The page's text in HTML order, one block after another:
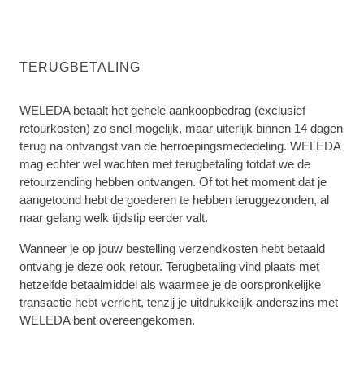
TERUGBETALING
WELEDA betaalt het gehele aankoopbedrag (exclusief
retourkosten) zo snel mogelijk, maar uiterlijk binnen 14 dagen
terug na ontvangst van de herroepingsmededeling. WELEDA
mag echter wel wachten met terugbetaling totdat we de
retourzending hebben ontvangen. Of tot het moment dat je
aangetoond hebt de goederen te hebben teruggezonden, al
naar gelang welk tijdstip eerder valt.
Wanneer je op jouw bestelling verzendkosten hebt betaald
ontvang je deze ook retour. Terugbetaling vind plaats met
hetzelfde betaalmiddel als waarmee je de oorspronkelijke
transactie hebt verricht, tenzij je uitdrukkelijk anderszins met
WELEDA bent overeengekomen.